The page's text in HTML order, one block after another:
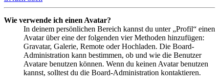
Wie verwende ich einen Avatar?
In deinem persönlichen Bereich kannst du unter „Profil“ einen
Avatar über eine der folgenden vier Methoden hinzufügen:
Gravatar, Galerie, Remote oder Hochladen. Die Board-
Administration kann bestimmen, ob und wie die Benutzer
Avatare benutzen können. Wenn du keinen Avatar benutzen
kannst, solltest du die Board-Administration kontaktieren.